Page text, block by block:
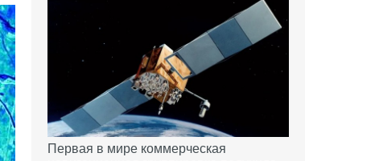
Первая в мире коммерческая